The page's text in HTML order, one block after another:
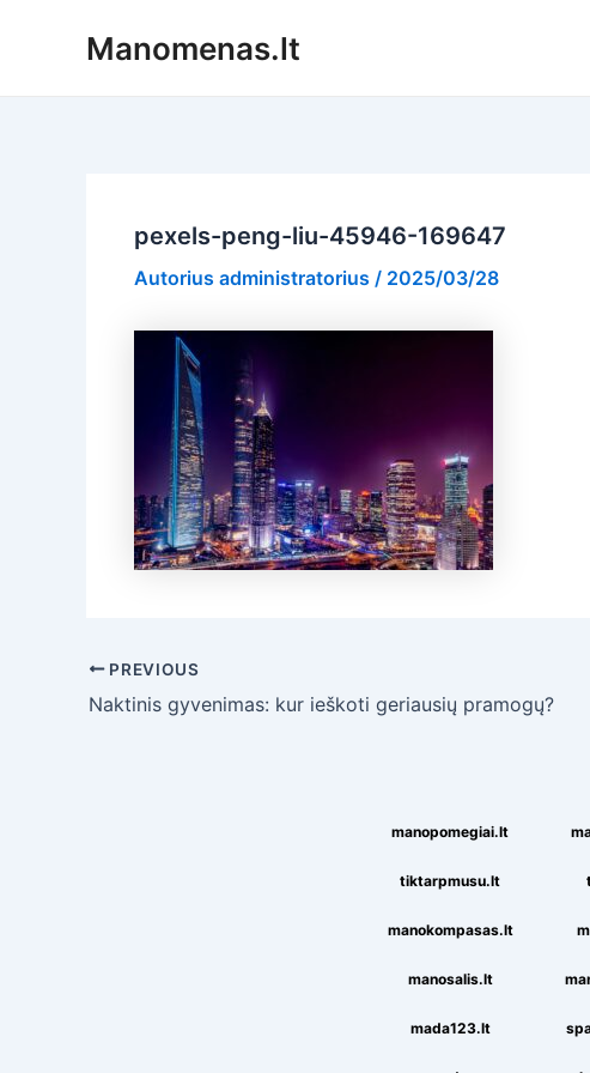
Manomenas.lt
pexels-peng-liu-45946-169647
Autorius administratorius / 2025/03/28
Post
navigation
PREVIOUS
Naktinis gyvenimas: kur ieškoti geriausių pramogų?
manopomegiai.lt
tiktarpmusu.lt
manokompasas.lt
manosalis.lt
mada123.lt